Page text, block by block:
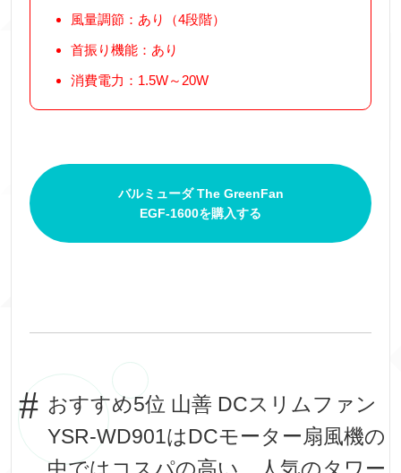
風量調節：あり（4段階）
首振り機能：あり
消費電力：1.5W～20W
バルミューダ The GreenFan
EGF-1600を購入する
おすすめ5位 山善 DCスリムファン
YSR-WD901はDCモーター扇風機の